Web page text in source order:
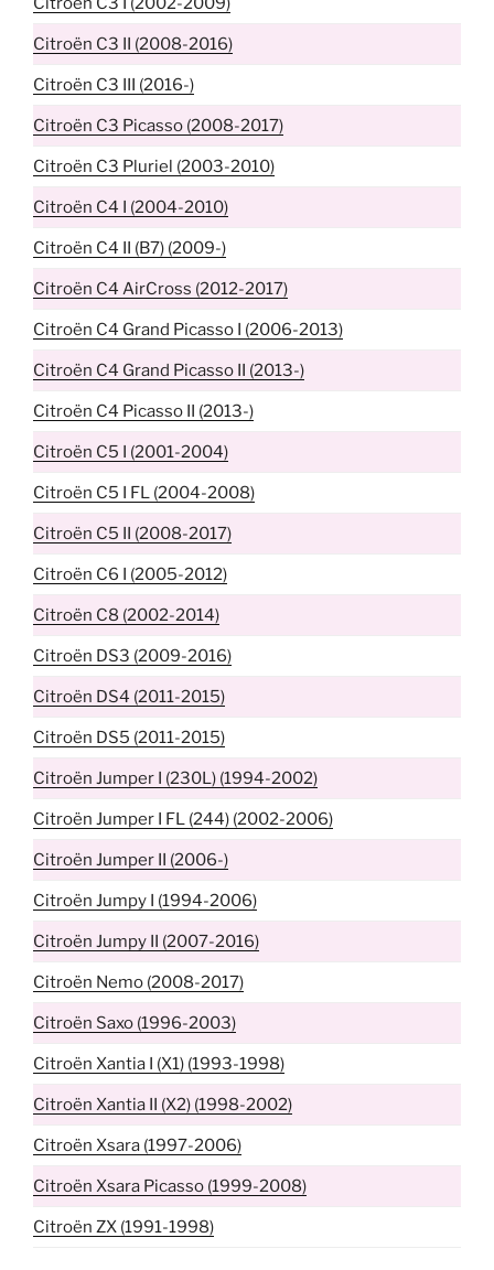
Citroën C3 II (2008-2016)
Citroën C3 III (2016-)
Citroën C3 Picasso (2008-2017)
Citroën C3 Pluriel (2003-2010)
Citroën C4 I (2004-2010)
Citroën C4 II (B7) (2009-)
Citroën C4 AirCross (2012-2017)
Citroën C4 Grand Picasso I (2006-2013)
Citroën C4 Grand Picasso II (2013-)
Citroën C4 Picasso II (2013-)
Citroën C5 I (2001-2004)
Citroën C5 I FL (2004-2008)
Citroën C5 II (2008-2017)
Citroën C6 I (2005-2012)
Citroën C8 (2002-2014)
Citroën DS3 (2009-2016)
Citroën DS4 (2011-2015)
Citroën DS5 (2011-2015)
Citroën Jumper I (230L) (1994-2002)
Citroën Jumper I FL (244) (2002-2006)
Citroën Jumper II (2006-)
Citroën Jumpy I (1994-2006)
Citroën Jumpy II (2007-2016)
Citroën Nemo (2008-2017)
Citroën Saxo (1996-2003)
Citroën Xantia I (X1) (1993-1998)
Citroën Xantia II (X2) (1998-2002)
Citroën Xsara (1997-2006)
Citroën Xsara Picasso (1999-2008)
Citroën ZX (1991-1998)